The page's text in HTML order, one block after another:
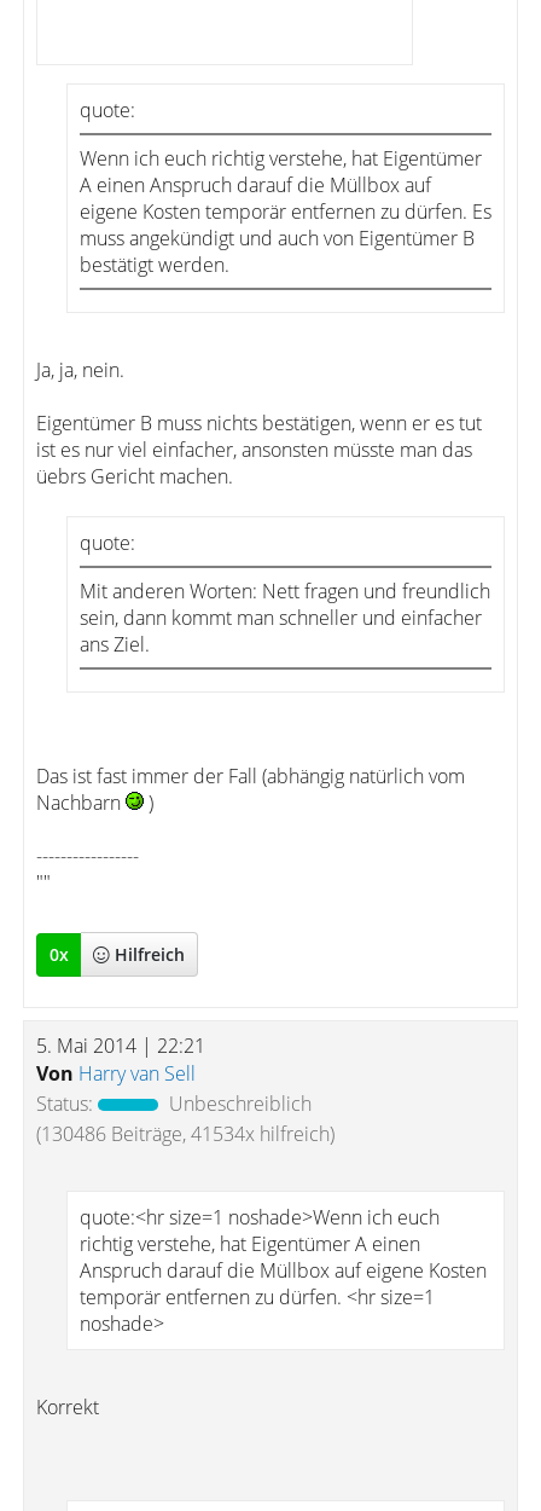
quote:
Wenn ich euch richtig verstehe, hat Eigentümer
A einen Anspruch darauf die Müllbox auf
eigene Kosten temporär entfernen zu dürfen. Es
muss angekündigt und auch von Eigentümer B
bestätigt werden.
Ja, ja, nein.
Eigentümer B muss nichts bestätigen, wenn er es tut
ist es nur viel einfacher, ansonsten müsste man das
üebrs Gericht machen.
quote:
Mit anderen Worten: Nett fragen und freundlich
sein, dann kommt man schneller und einfacher
ans Ziel.
Das ist fast immer der Fall (abhängig natürlich vom
Nachbarn
)
-----------------
""
0x Hilfreich
5. Mai 2014 | 22:21
Von Harry van Sell
Status:
Unbeschreiblich
(130486 Beiträge, 41534x hilfreich)
quote:<hr size=1 noshade>Wenn ich euch
richtig verstehe, hat Eigentümer A einen
Anspruch darauf die Müllbox auf eigene Kosten
temporär entfernen zu dürfen. <hr size=1
noshade>
Korrekt